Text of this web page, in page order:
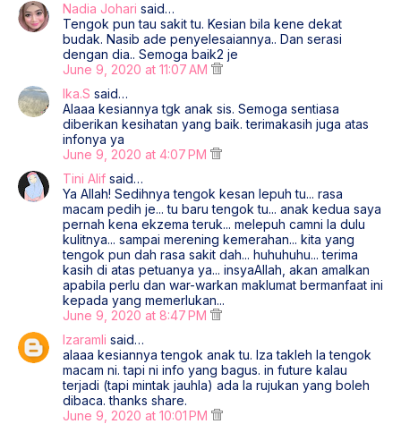
Nadia Johari said…
Tengok pun tau sakit tu. Kesian bila kene dekat
budak. Nasib ade penyelesaiannya.. Dan serasi
dengan dia.. Semoga baik2 je
June 9, 2020 at 11:07 AM
Ika.S said…
Alaaa kesiannya tgk anak sis. Semoga sentiasa
diberikan kesihatan yang baik. terimakasih juga atas
infonya ya
June 9, 2020 at 4:07 PM
Tini Alif said…
Ya Allah! Sedihnya tengok kesan lepuh tu... rasa
macam pedih je... tu baru tengok tu... anak kedua saya
pernah kena ekzema teruk... melepuh camni la dulu
kulitnya... sampai merening kemerahan... kita yang
tengok pun dah rasa sakit dah... huhuhuhu... terima
kasih di atas petuanya ya... insyaAllah, akan amalkan
apabila perlu dan war-warkan maklumat bermanfaat ini
kepada yang memerlukan...
June 9, 2020 at 8:47 PM
Izaramli said…
alaaa kesiannya tengok anak tu. Iza takleh la tengok
macam ni. tapi ni info yang bagus. in future kalau
terjadi (tapi mintak jauhla) ada la rujukan yang boleh
dibaca. thanks share.
June 9, 2020 at 10:01 PM